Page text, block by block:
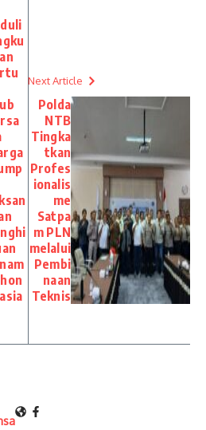
Next Article
Polda
NTB
Tingka
tkan
Profes
ionalis
me
Satpa
m PLN
melalui
Pembi
naan
Teknis